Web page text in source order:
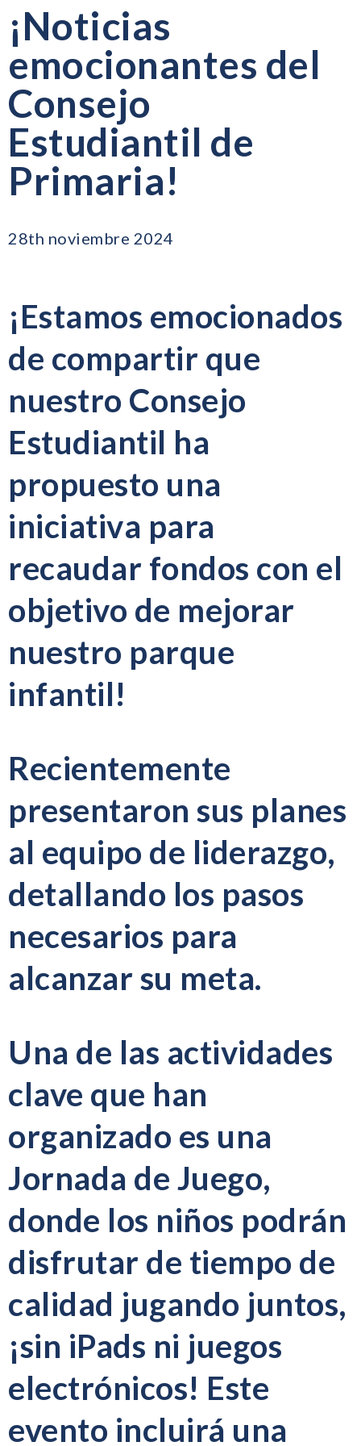
¡Noticias
emocionantes del
Consejo
Estudiantil de
Primaria!
28th noviembre 2024
¡Estamos emocionados
de compartir que
nuestro Consejo
Estudiantil ha
propuesto una
iniciativa para
recaudar fondos con el
objetivo de mejorar
nuestro parque
infantil!
Recientemente
presentaron sus planes
al equipo de liderazgo,
detallando los pasos
necesarios para
alcanzar su meta.
Una de las actividades
clave que han
organizado es una
Jornada de Juego,
donde los niños podrán
disfrutar de tiempo de
calidad jugando juntos,
¡sin iPads ni juegos
electrónicos! Este
evento incluirá una